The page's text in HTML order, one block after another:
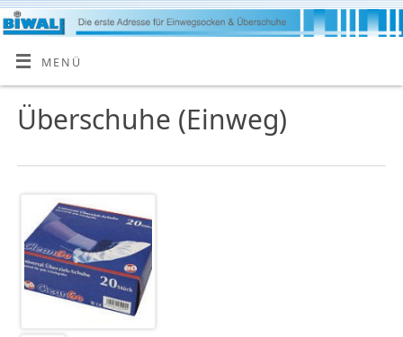
MENÜ
Überschuhe (Einweg)